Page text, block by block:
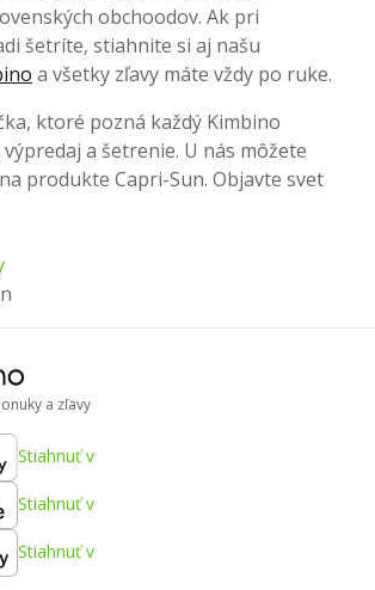
obchoodov. Ak pri
šetríte, stiahnite si aj našu
a všetky zľavy máte vždy po ruke.
ktoré pozná každý Kimbino
a šetrenie. U nás môžete
produkte Capri-Sun. Objavte svet
a zľavy
Stiahnuť v
Stiahnuť v
Stiahnuť v